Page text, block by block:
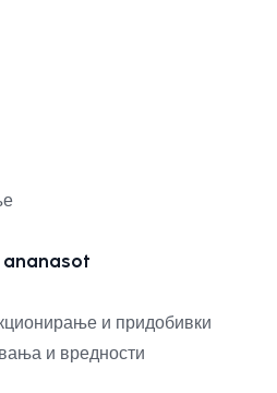
и придобивки
и вредности